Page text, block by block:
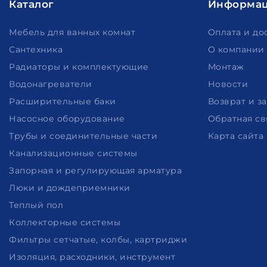
Каталог
Мебель для ванных комнат
Сантехника
Радиаторы и комплектующие
Водонагреватели
Расширительные баки
Насосное оборудование
Трубы и соединительные части
Канализационные системы
Запорная и регулирующая арматура
Люки и дождеприемники
Теплый пол
Коллекторные системы
Фильтры сетчатые, колбы, картриджи
Изоляция, расходники, инструмент
Оплата и
О компании
Монтаж
Новости
Возврат и
Обратная
Карта сайта